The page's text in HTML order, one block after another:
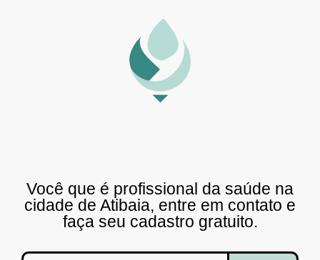
Você que é profissional da saúde na
cidade de Atibaia, entre em contato e
faça seu cadastro gratuito.